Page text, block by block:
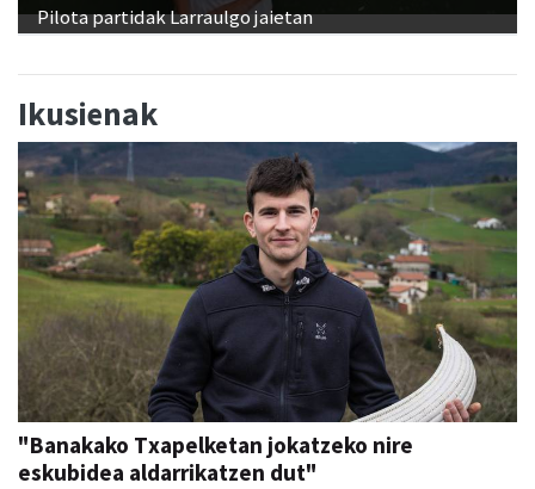
Pilota partidak Larraulgo jaietan
Ikusienak
"Banakako Txapelketan jokatzeko nire
eskubidea aldarrikatzen dut"